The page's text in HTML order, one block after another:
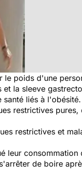
le poids d'une
la sleeve
santé liés à l'obésité.
restrictives
restrictives et
leur
de boire